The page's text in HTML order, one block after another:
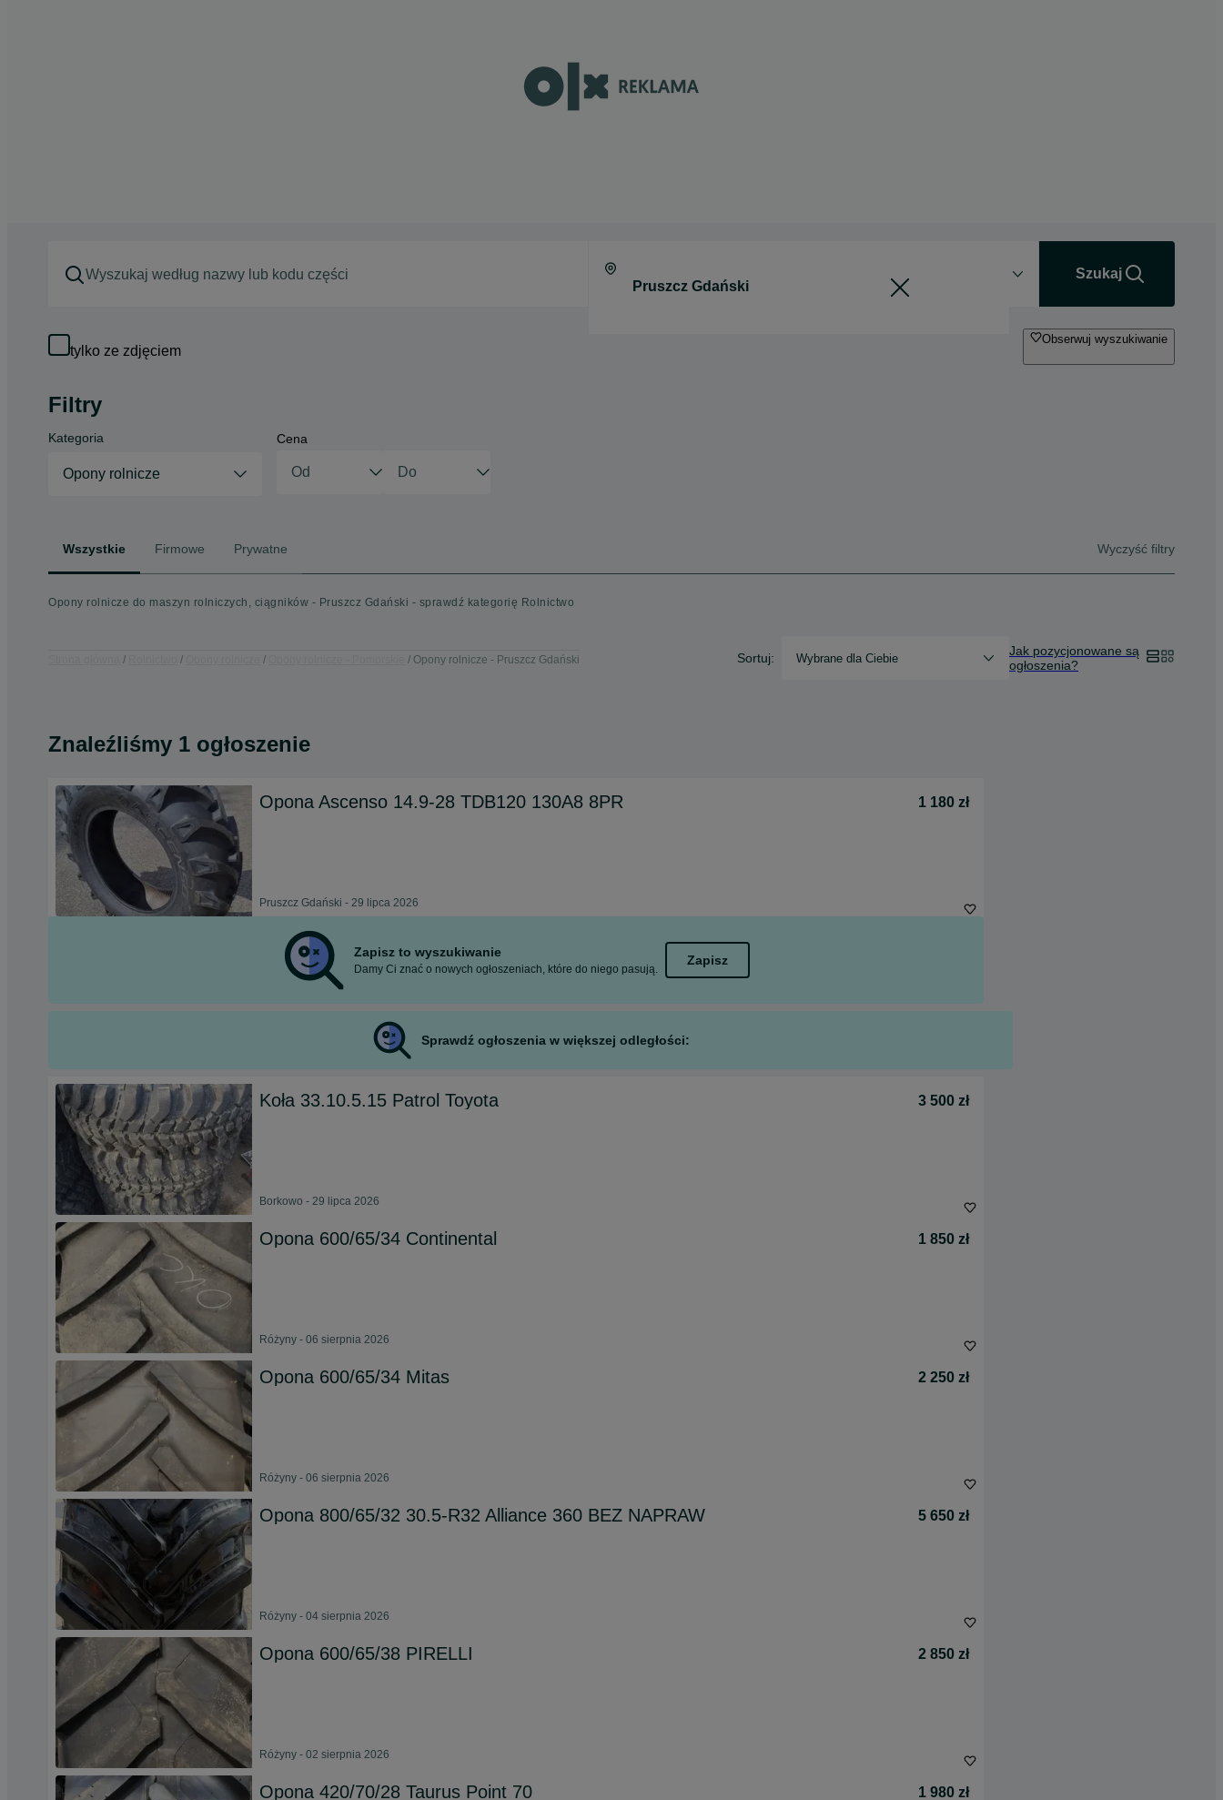
Szukaj
tylko ze zdjęciem
Obserwuj wyszukiwanie
Filtry
Kategoria
Opony rolnicze
Cena
Wszystkie Firmowe Prywatne Wyczyść filtry
Opony rolnicze do maszyn rolniczych, ciągników - Pruszcz Gdański - sprawdź kategorię Rolnictwo
Opony rolnicze - Pruszcz Gdański Sortuj: Wybrane dla Ciebie
Jak pozycjonowane są
ogłoszenia?
Znaleźliśmy 1 ogłoszenie
Opona Ascenso 14.9-28 TDB120 130A8 8PR 1 180 zł
Pruszcz Gdański - 29 lipca 2026
Zapisz to wyszukiwanie
Damy Ci znać o nowych ogłoszeniach, które do niego pasują.
Zapisz
Sprawdź ogłoszenia w większej odległości:
Koła 33.10.5.15 Patrol Toyota 3 500 zł
Borkowo - 29 lipca 2026
Opona 600/65/34 Continental 1 850 zł
Różyny - 06 sierpnia 2026
Opona 600/65/34 Mitas 2 250 zł
Różyny - 06 sierpnia 2026
Opona 800/65/32 30.5-R32 Alliance 360 BEZ NAPRAW 5 650 zł
Różyny - 04 sierpnia 2026
Opona 600/65/38 PIRELLI 2 850 zł
Różyny - 02 sierpnia 2026
Opona 420/70/28 Taurus Point 70 1 980 zł